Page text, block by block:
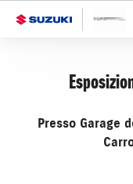
Presso Garage